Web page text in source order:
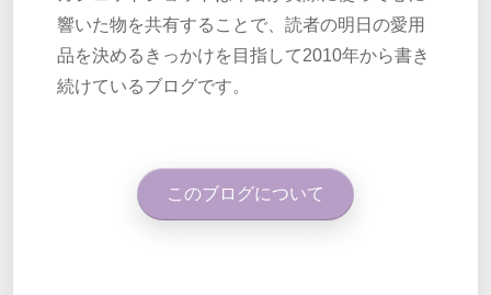
響いた物を共有することで、読者の明日の愛用
品を決めるきっかけを目指して2010年から書き
続けているブログです。
このブログについて